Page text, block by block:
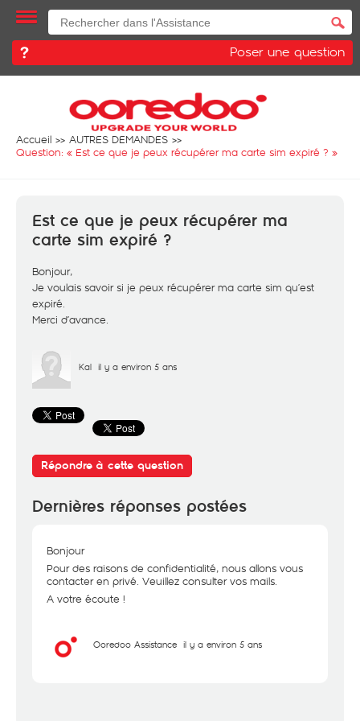
Poser une question
Accueil
AUTRES DEMANDES
Question: « Est ce que je peux récupérer ma carte sim expiré ? »
Est ce que je peux récupérer ma
carte sim expiré ?
Bonjour,
Je voulais savoir si je peux récupérer ma carte sim qu’est
expiré.
Merci d’avance.
Kal il y a environ 5 ans
Répondre à cette question
Dernières réponses postées
Bonjour
Pour des raisons de confidentialité, nous allons vous
contacter en privé. Veuillez consulter vos mails.
A votre écoute !
Ooredoo Assistance il y a environ 5 ans